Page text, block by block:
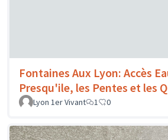
Fontaines Aux Lyon: Accès
Presqu'ile, les Pentes et les
Lyon 1er Vivant 1 0